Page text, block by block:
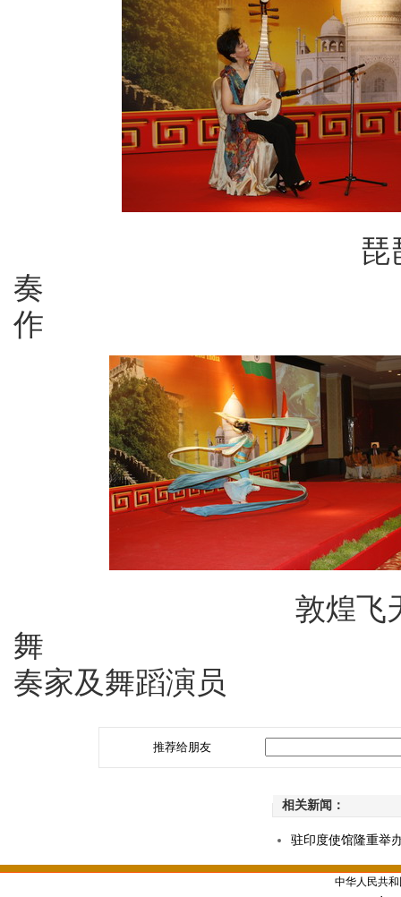
琵琶
奏 扬琴与
作
敦煌飞天
舞 张炎大使与
奏家及舞蹈演员
推荐给朋友
相关新闻：
驻印度使馆隆重举
中华人民共